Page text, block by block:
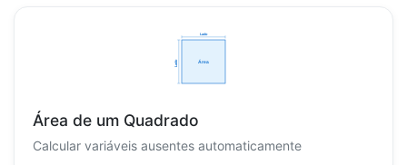
Área de um Quadrado
Calcular variáveis ausentes automaticamente